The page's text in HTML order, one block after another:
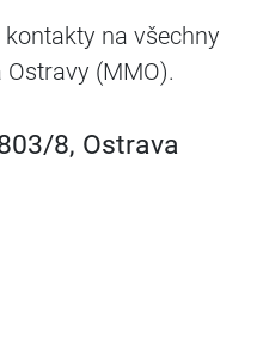
na všechny
(MMO).
8, Ostrava